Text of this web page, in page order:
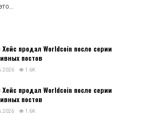
Хейс продал Worldcoin после серии
постов
1.6K
Хейс продал Worldcoin после серии
постов
1.6K